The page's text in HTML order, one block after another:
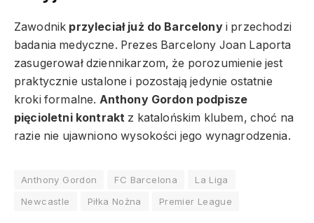
Zawodnik przyleciał już do Barcelonyi przechodzi
badania medyczne. Prezes Barcelony Joan Laporta
zasugerował dziennikarzom, że porozumienie jest
praktycznie ustalone i pozostają jedynie ostatnie
kroki formalne. Anthony Gordon podpisze
pięcioletni kontrakt z katalońskim klubem, choć na
razie nie ujawniono wysokości jego wynagrodzenia.
Anthony Gordon FC Barcelona
La Liga
Newcastle
Piłka Nożna Premier League